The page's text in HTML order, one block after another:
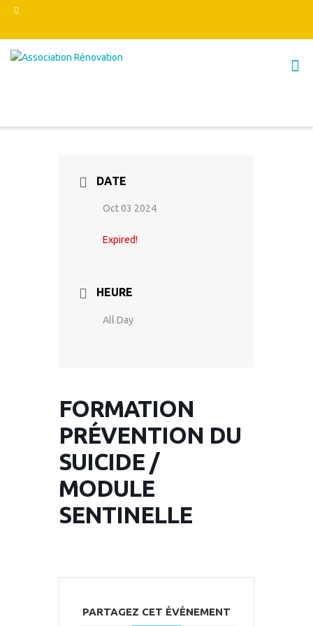
DATE
Oct 03 2024
Expired!
HEURE
All Day
FORMATION
PRÉVENTION DU
SUICIDE /
MODULE
SENTINELLE
PARTAGEZ CET ÉVÉNEMENT